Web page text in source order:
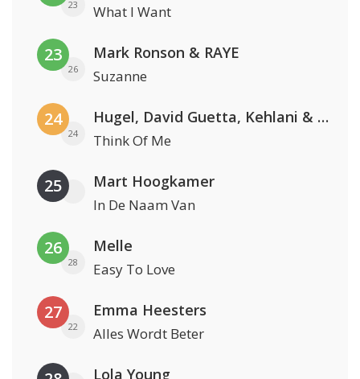
23 What I Want
23
26
Mark Ronson & RAYE
Suzanne
24
24
Hugel, David Guetta, Kehlani & Daecolm
Think Of Me
25 Mart Hoogkamer
In De Naam Van
26
28
Melle
Easy To Love
27
22
Emma Heesters
Alles Wordt Beter
Lola Young